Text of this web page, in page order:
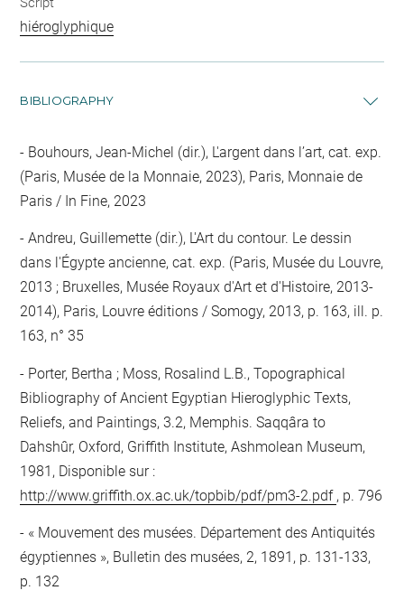
hiéroglyphique
BIBLIOGRAPHY
Bouhours, Jean-Michel (dir.), L'argent dans l’art, cat. exp.
(Paris, Musée de la Monnaie, 2023), Paris, Monnaie de
Paris / In Fine, 2023
Andreu, Guillemette (dir.), L'Art du contour. Le dessin
dans l'Égypte ancienne, cat. exp. (Paris, Musée du Louvre,
2013 ; Bruxelles, Musée Royaux d'Art et d'Histoire, 2013-
2014), Paris, Louvre éditions / Somogy, 2013, p. 163, ill. p.
163, n° 35
Porter, Bertha ; Moss, Rosalind L.B., Topographical
Bibliography of Ancient Egyptian Hieroglyphic Texts,
Reliefs, and Paintings, 3.2, Memphis. Saqqâra to
Dahshûr, Oxford, Griffith Institute, Ashmolean Museum,
1981, Disponible sur :
http://www.griffith.ox.ac.uk/topbib/pdf/pm3-2.pdf , p. 796
« Mouvement des musées. Département des Antiquités
égyptiennes », Bulletin des musées, 2, 1891, p. 131-133,
p. 132